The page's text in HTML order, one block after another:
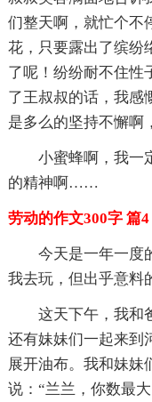
们整天啊，就忙个不
花，只要露出了缤纷
了呢！纷纷耐不住
了王叔叔的话，我感
是多么的坚持不懈啊
小蜜蜂啊，我一
的精神啊……
劳动的作文300字 篇4
今天是一年一度
我去玩，但出乎意料
这天下午，我和
还有妹妹们一起来到
展开油布。我和妹妹
说：“兰兰，你数最